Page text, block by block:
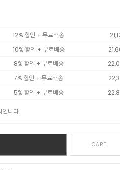
12% 할인 + 무료배송
10% 할인 + 무료배송
8% 할인 + 무료배송
7% 할인 + 무료배송
5% 할인 + 무료배송
입니다.
CART